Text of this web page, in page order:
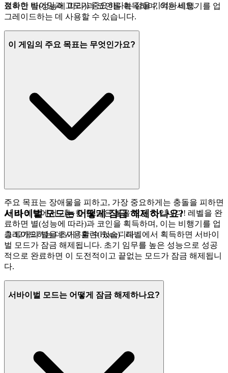
정확한 타이밍과 고도가 중요하다는 점을 기억하세요.
료하면 별(성능에 따라)과 코인을 획득하며, 이는 비행기를 업
그레이드하는 데 사용할 수 있습니다.
이 게임의 주요 목표는 무엇인가요?
주요 목표는 장애물을 피하고, 가장 중요하게는 충돌을 피하면
서 각 레벨에서 가능한 한 많은 불을 끄는 것입니다! 레벨을 완
료하면 별(성능에 따라)과 코인을 획득하며, 이는 비행기를 업
그레이드하는 데 사용할 수 있습니다.
서바이벌 모드는 어떻게 잠금 해제하나요?
총 12개의 별을 초기 "훈련(Hone)" 레벨에서 획득하면 서바이
벌 모드가 잠금 해제됩니다. 초기 임무를 높은 성능으로 성공
적으로 완료하면 이 도전적이고 끝없는 모드가 잠금 해제됩니
다.
서바이벌 모드는 어떻게 잠금 해제하나요?